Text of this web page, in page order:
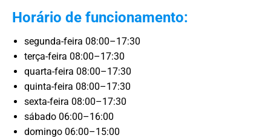
Horário de funcionamento:
segunda-feira 08:00–17:30
terça-feira 08:00–17:30
quarta-feira 08:00–17:30
quinta-feira 08:00–17:30
sexta-feira 08:00–17:30
sábado 06:00–16:00
domingo 06:00–15:00